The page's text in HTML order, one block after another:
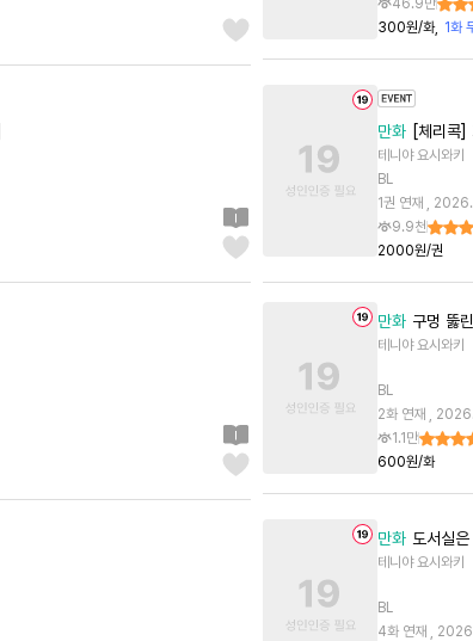
46.9만
300원/화
1화
만화 [체리콕]
테니야 요시와키
BL
1권 연재 ,
9.9천
2000원/권
만화 구멍 뚫
테니야 요시와키
BL
2화 연재 ,
1.1만
600원/화
만화 도서실
테니야 요시와키
BL
4화 연재 ,